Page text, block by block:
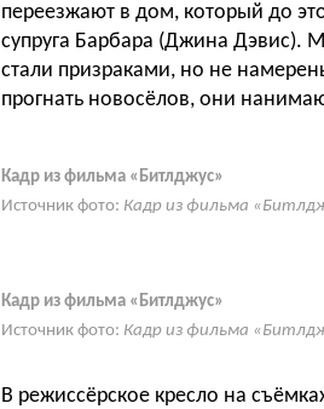
переезжают в дом, который до
супруга Барбара (Джина Дэвис).
стали призраками, но не
прогнать новосёлов, они
Кадр из фильма «Битлджус»
Источник фото: Кадр из фильма
Кадр из фильма «Битлджус»
Источник фото: Кадр из фильма
В режиссёрское кресло на